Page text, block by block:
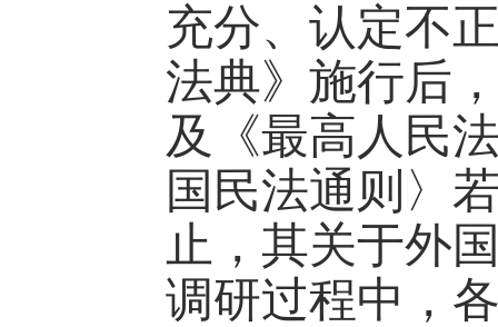
充分、认定不
法典》施行后
及《最高人民
国民法通则〉
止，其关于外
调研过程中，